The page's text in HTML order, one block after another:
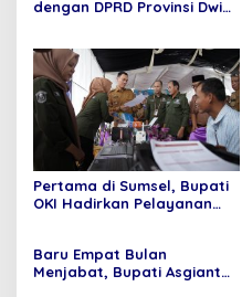
dengan DPRD Provinsi Dwi
Asgianto, S.T berikan
Apresiasi
Pertama di Sumsel, Bupati
OKI Hadirkan Pelayanan
Baru Empat Bulan
Menjabat, Bupati Asgianto